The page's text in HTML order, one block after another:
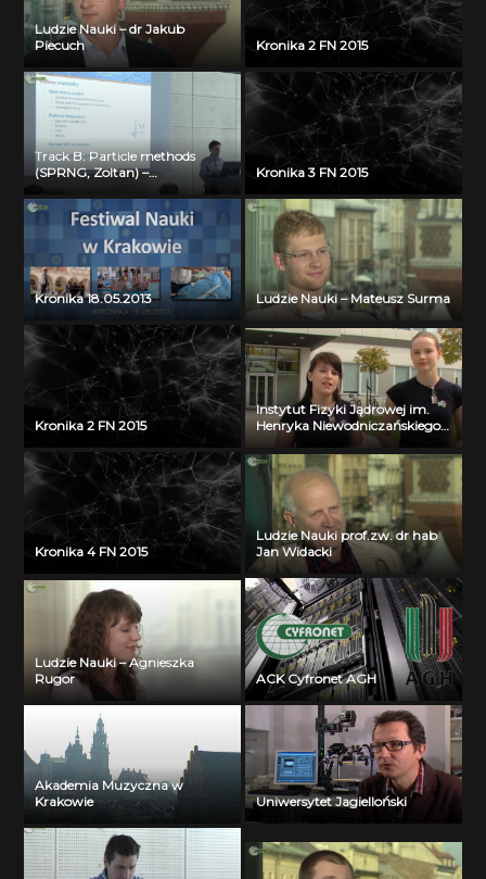
Ludzie Nauki – dr Jakub
Piecuch
Kronika 2 FN 2015
Track B: Particle methods
(SPRNG, Zoltan) –
Visualization Bartosz Borucki
(ICM UW)
Kronika 3 FN 2015
Kronika 18.05.2013 Ludzie Nauki – Mateusz Surma
Kronika 2 FN 2015
Instytut Fizyki Jądrowej im.
Henryka Niewodniczańskiego
PAN w Krakowie
Kronika 4 FN 2015
Ludzie Nauki prof.zw. dr hab
Jan Widacki
Ludzie Nauki – Agnieszka
Rugor
ACK Cyfronet AGH
Akademia Muzyczna w
Krakowie
Uniwersytet Jagielloński